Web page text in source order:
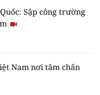
Sập công trường
Nam nơi tâm chấn